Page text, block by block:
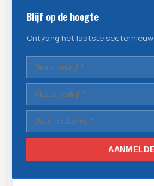
Blijf op de hoogte
Ontvang het laatste